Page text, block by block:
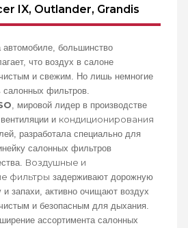
IX, Outlander, Grandis
автомобиле, большинство
что воздух в салоне
и свежим. Но лишь немногие
салонных фильтров.
, мировой лидер в производстве
и кондиционирования
разработала специально для
салонных фильтров
Воздушные и
фильтры задерживают дорожную
запахи, активно очищают воздух
и безопасным для дыхания.
ассортимента салонных